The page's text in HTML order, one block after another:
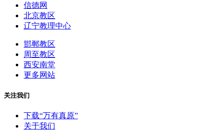
信德网
北京教区
辽宁教理中心
邯郸教区
周至教区
西安南堂
更多网站
关注我们
下载“万有真原”
关于我们